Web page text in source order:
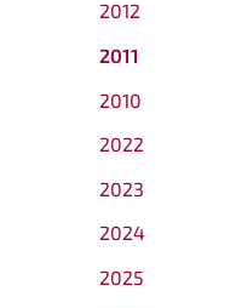
2012
2011
2010
2022
2023
2024
2025